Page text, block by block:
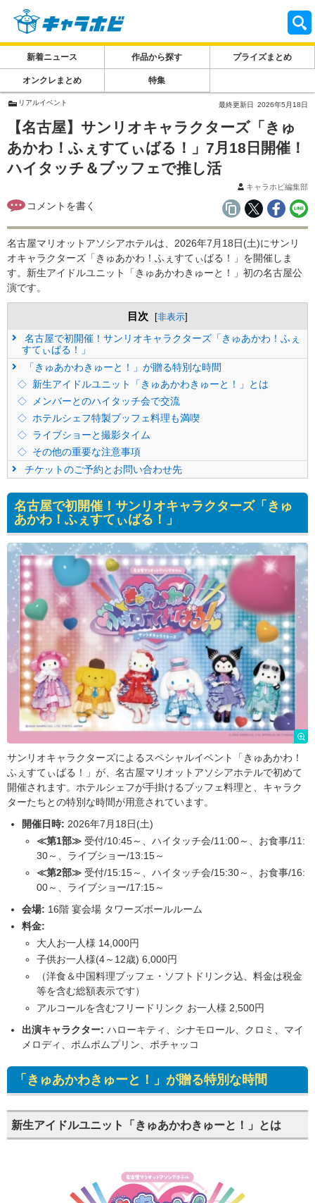
新着ニュース 作品から探す プライズまとめ
オンクレまとめ 特集
リアルイベント 最終更新日 2026年5月18日
【名古屋】サンリオキャラクターズ「きゅ
あかわ！ふぇすてぃばる！」7月18日開催！
ハイタッチ＆ブッフェで推し活
キャラホビ編集部
名古屋マリオットアソシアホテルは、2026年7月18日(土)にサンリ
オキャラクターズ「きゅあかわ！ふぇすてぃばる！」を開催しま
す。新生アイドルユニット「きゅあかわきゅーと！」初の名古屋公
演です。
目次 [非表示]
名古屋で初開催！サンリオキャラクターズ「きゅあかわ！ふぇ
すてぃばる！」
「きゅあかわきゅーと！」が贈る特別な時間
新生アイドルユニット「きゅあかわきゅーと！」とは
メンバーとのハイタッチ会で交流
ホテルシェフ特製ブッフェ料理も満喫
ライブショーと撮影タイム
その他の重要な注意事項
チケットのご予約とお問い合わせ先
名古屋で初開催！サンリオキャラクターズ「きゅ
あかわ！ふぇすてぃばる！」
サンリオキャラクターズによるスペシャルイベント「きゅあかわ！
ふぇすてぃばる！」が、名古屋マリオットアソシアホテルで初めて
開催されます。ホテルシェフが手掛けるブッフェ料理と、キャラク
ターたちとの特別な時間が用意されています。
開催日時: 2026年7月18日(土)
≪第1部≫ 受付/10:45～、ハイタッチ会/11:00～、お食事/11:
30～、ライブショー/13:15～
≪第2部≫ 受付/15:15～、ハイタッチ会/15:30～、お食事/16:
00～、ライブショー/17:15～
会場: 16階 宴会場 タワーズボールルーム
料金:
大人お一人様 14,000円
子供お一人様(4～12歳) 6,000円
（洋食＆中国料理ブッフェ・ソフトドリンク込、料金は税金
等を含む総額表示です）
アルコールを含むフリードリンク お一人様 2,500円
出演キャラクター: ハローキティ、シナモロール、クロミ、マイ
メロディ、ポムポムプリン、ポチャッコ
「きゅあかわきゅーと！」が贈る特別な時間
新生アイドルユニット「きゅあかわきゅーと！」とは